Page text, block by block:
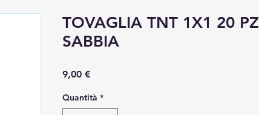
TOVAGLIA TNT 1X1 20 PZ
SABBIA
9,00 €
Quantità *